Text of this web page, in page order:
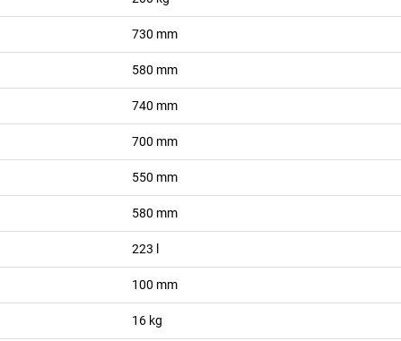
730 mm
580 mm
740 mm
700 mm
550 mm
580 mm
223
100 mm
16 kg